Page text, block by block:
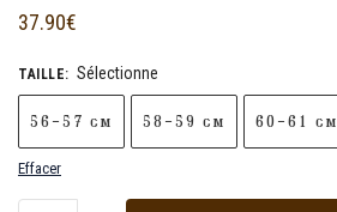
37.90€
TAILLE: Sélectionne
56-57 cm 58-59 cm 60-61 cm
Effacer